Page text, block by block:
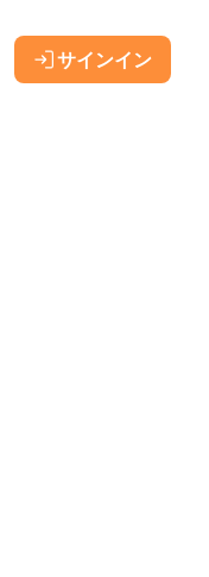
サインイン